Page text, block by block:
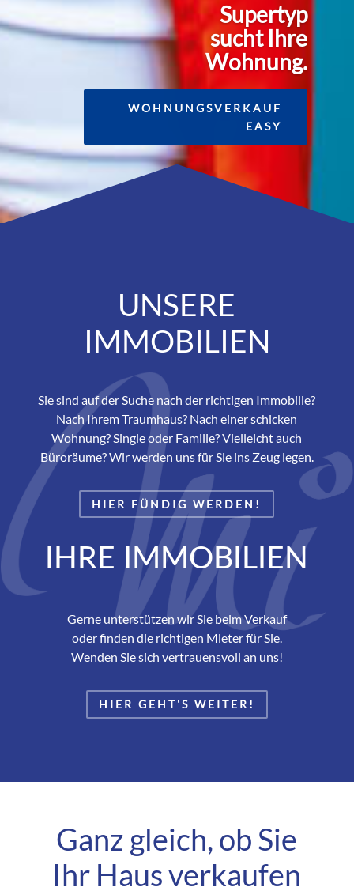
Supertyp
sucht Ihre
Wohnung.
WOHNUNGSVERKAUF
EASY
UNSERE
IMMOBILIEN
Sie sind auf der Suche nach der richtigen Immobilie?
Nach Ihrem Traumhaus? Nach einer schicken
Wohnung? Single oder Familie? Vielleicht auch
Büroräume? Wir werden uns für Sie ins Zeug legen.
HIER FÜNDIG WERDEN!
IHRE IMMOBILIEN
Gerne unterstützen wir Sie beim Verkauf
oder finden die richtigen Mieter für Sie.
Wenden Sie sich vertrauensvoll an uns!
HIER GEHT'S WEITER!
Ganz gleich, ob Sie
Ihr Haus verkaufen